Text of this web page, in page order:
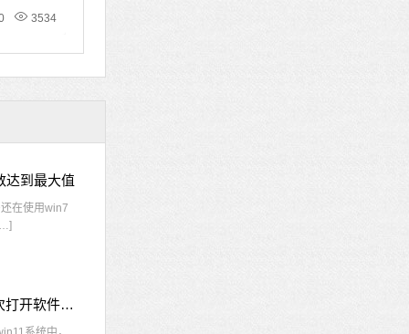
3534
达到最大值
在使用win7
win11每次打开软件都弹出是否允许怎么办 win11每次打开软件都要确认